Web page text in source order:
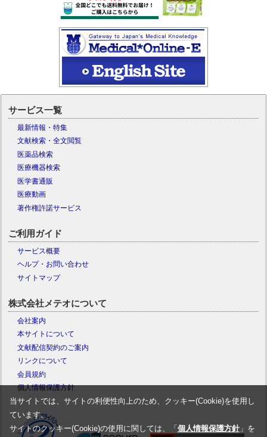
サービス一覧
最新情報・特集
文献検索・全文閲覧
医薬品検索
医療機器検索
医学書通販
医療動画
著作権許諾サービス
ご利用ガイド
サービス概要
ヘルプ・お問い合わせ
サイトマップ
株式会社メテオについて
会社案内
本サイトについて
文献配信契約のご案内
リンクについて
会員規約
個人情報保護方針
当サイトでは、サイトの利便性向上のため、クッキー(Cookie)を使用し
ています。
サイトのクッキー(Cookie)の使用に関しては、「 個人情報保護方針」を